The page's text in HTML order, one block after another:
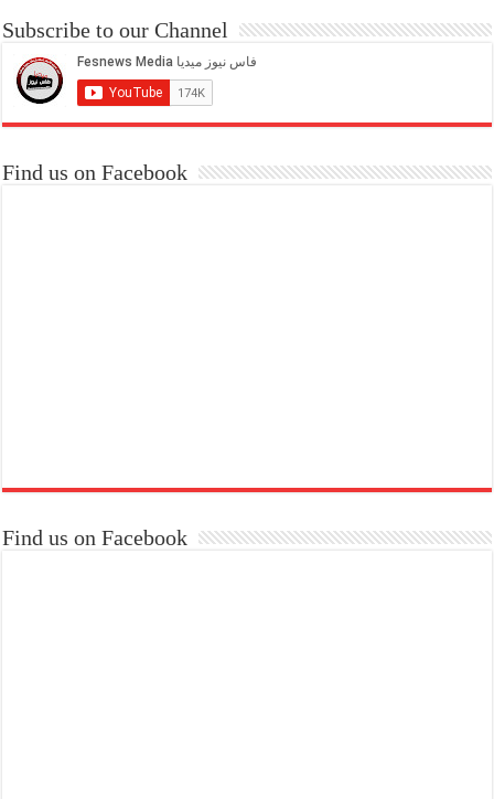
Subscribe to our Channel
Find us on Facebook
Find us on Facebook